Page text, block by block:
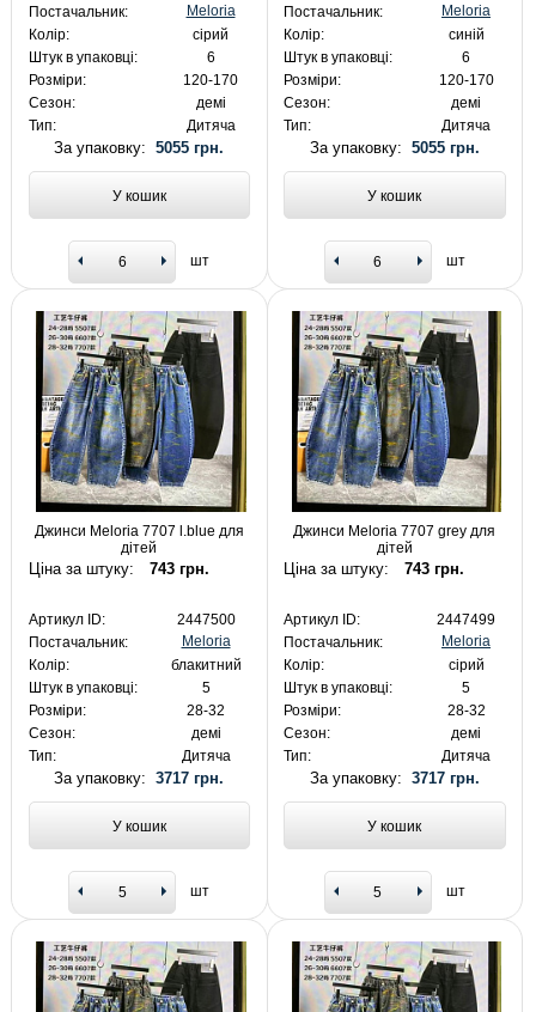
Постачальник:
Meloria
Колір:
сірий
Штук в упаковці:
6
Розміри:
120-170
Сезон:
демі
Тип:
Дитяча
За упаковку:5055 грн.
У кошик
шт
Постачальник:
Meloria
Колір:
синій
Штук в упаковці:
6
Розміри:
120-170
Сезон:
демі
Тип:
Дитяча
За упаковку: 5055 грн.
У кошик
шт
Джинси Meloria 7707 l.blue для
дітей
Ціна за штуку: 743 грн.
Артикул ID:
2447500
Постачальник:
Meloria
Колір:
блакитний
Штук в упаковці:
5
Розміри:
28-32
Сезон:
демі
Тип:
Дитяча
За упаковку:3717 грн.
У кошик
шт
Джинси Meloria 7707 grey для
дітей
Ціна за штуку: 743 грн.
Артикул ID:
2447499
Постачальник:
Meloria
Колір:
сірий
Штук в упаковці:
5
Розміри:
28-32
Сезон:
демі
Тип:
Дитяча
За упаковку: 3717 грн.
У кошик
шт